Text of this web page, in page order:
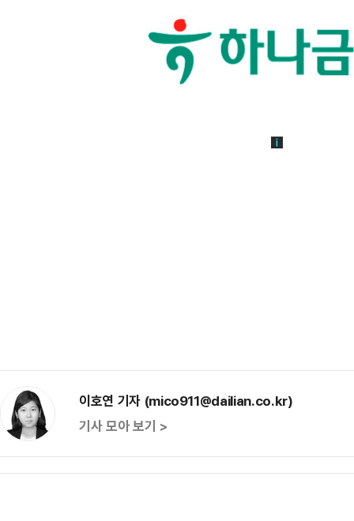
이호연 기자 (mico911@dailian.co.kr)
기사 모아 보기 >